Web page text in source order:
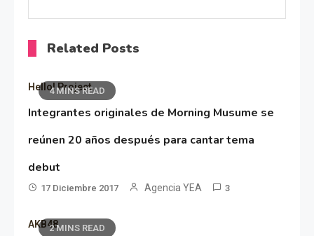
Related Posts
4 MINS READ
Hello! Project
Integrantes originales de Morning Musume se
reúnen 20 años después para cantar tema
debut
17 Diciembre 2017 Agencia YEA 3
2 MINS READ
AKB48